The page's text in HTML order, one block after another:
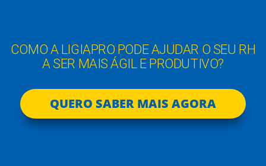
COMO A LIGIAPRO PODE AJUDAR O SEU RH
A SER MAIS ÁGIL E PRODUTIVO?
QUERO SABER MAIS AGORA